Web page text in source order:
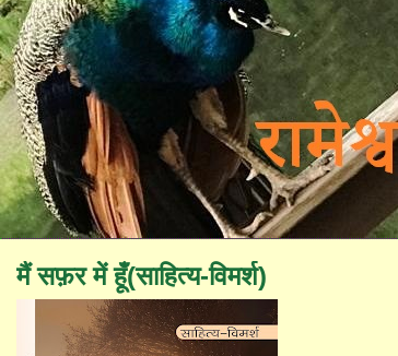
मैं सफ़र में हूँ(साहित्य-विमर्श)